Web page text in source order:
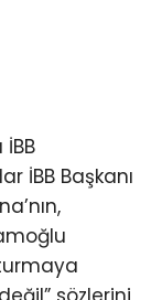
İBB Başkanı